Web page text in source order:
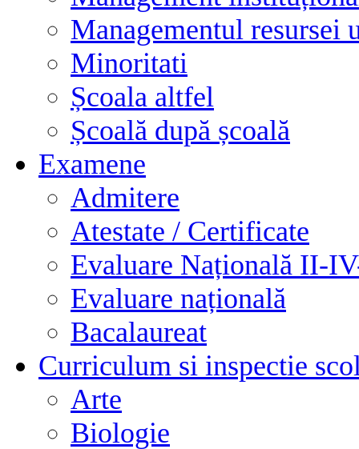
Managementul resursei
Minoritati
Școala altfel
Școală după școală
Examene
Admitere
Atestate / Certificate
Evaluare Națională II-
Evaluare națională
Bacalaureat
Curriculum si inspectie
Arte
Biologie